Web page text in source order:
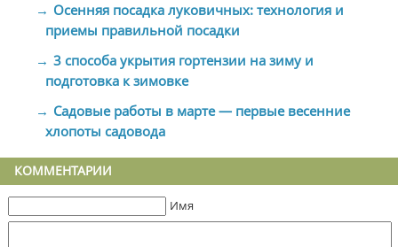
Осенняя посадка луковичных: технология и
приемы правильной посадки
3 способа укрытия гортензии на зиму и
подготовка к зимовке
Садовые работы в марте — первые весенние
хлопоты садовода
КОММЕНТАРИИ
Имя